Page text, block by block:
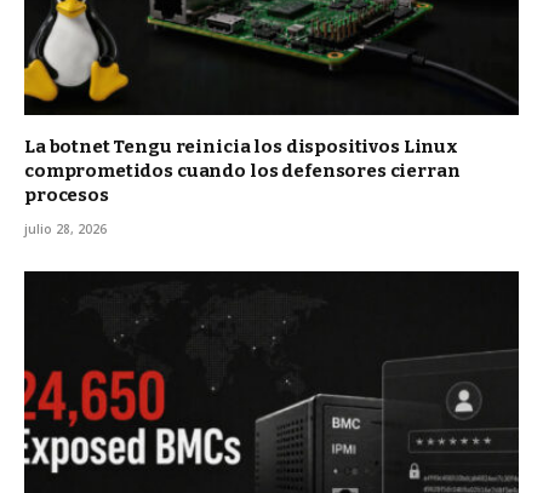
La botnet Tengu reinicia los dispositivos Linux
comprometidos cuando los defensores cierran
procesos
julio 28, 2026